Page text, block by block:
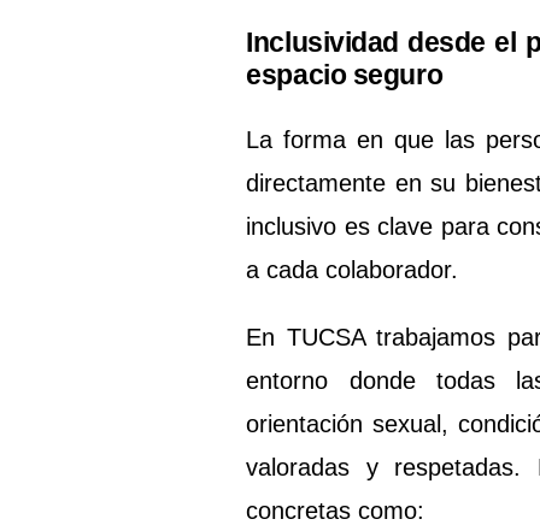
Inclusividad desde el
espacio seguro
La forma en que las
directamente en su
inclusivo es clave para
a cada colaborador.
En TUCSA trabajamos
entorno donde todas
orientación sexual,
valoradas y
concretas como: